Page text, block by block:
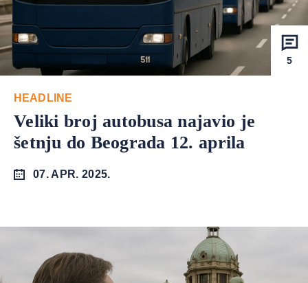
5
HEADLINE
Veliki broj autobusa najavio je
šetnju do Beograda 12. aprila
07. APR. 2025.